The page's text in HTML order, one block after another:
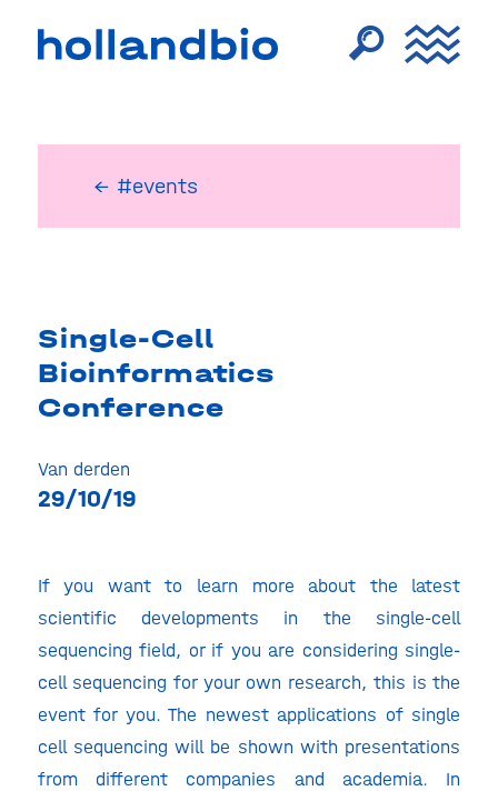
← #events
Single-Cell
Bioinformatics
Conference
Van derden
29/10/19
If you want to learn more about the latest
scientific developments in the single-cell
sequencing field, or if you are considering single-
cell sequencing for your own research, this is the
event for you. The newest applications of single
cell sequencing will be shown with presentations
from different companies and academia. In